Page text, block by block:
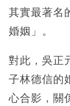
其實最著名
婚姻」。
對此，吳正
子林德信的
心合影，關